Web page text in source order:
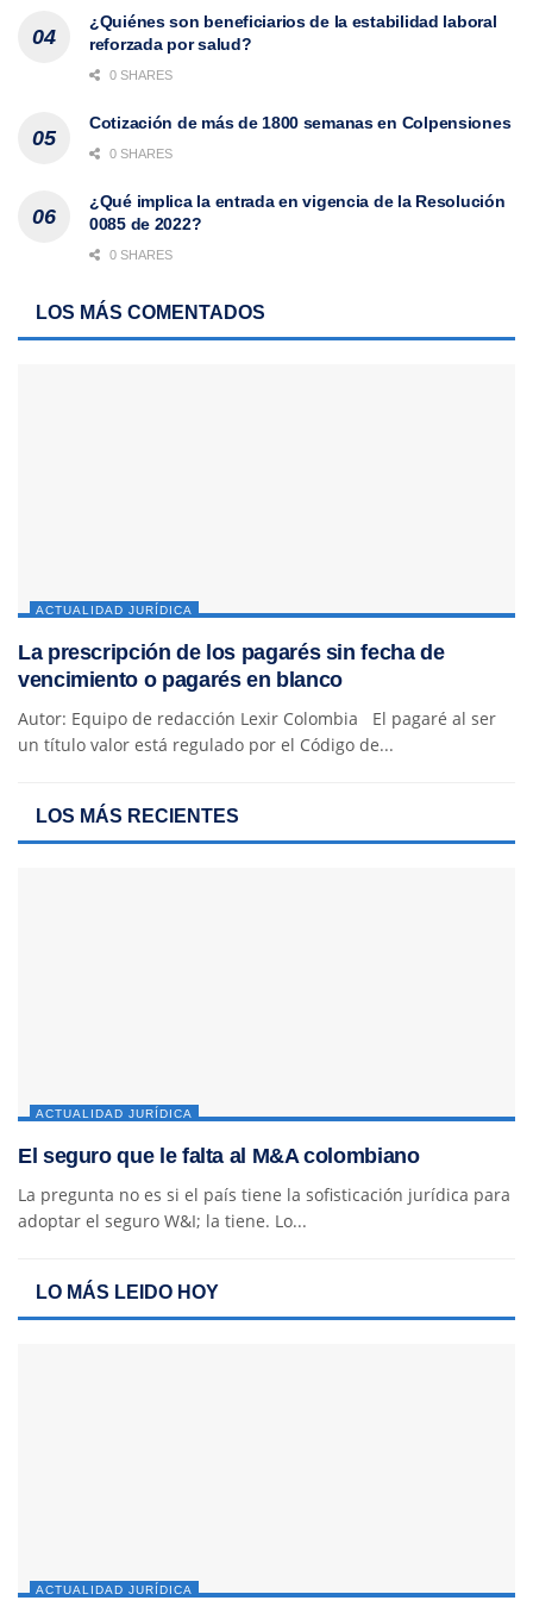
¿Quiénes son beneficiarios de la estabilidad laboral
reforzada por salud?
0 SHARES
Cotización de más de 1800 semanas en Colpensiones
0 SHARES
¿Qué implica la entrada en vigencia de la Resolución
0085 de 2022?
0 SHARES
LOS MÁS COMENTADOS
ACTUALIDAD JURÍDICA
La prescripción de los pagarés sin fecha de
vencimiento o pagarés en blanco
Autor: Equipo de redacción Lexir Colombia El pagaré al ser
un título valor está regulado por el Código de...
LOS MÁS RECIENTES
ACTUALIDAD JURÍDICA
El seguro que le falta al M&A colombiano
La pregunta no es si el país tiene la sofisticación jurídica para
adoptar el seguro W&I; la tiene. Lo...
LO MÁS LEIDO HOY
ACTUALIDAD JURÍDICA